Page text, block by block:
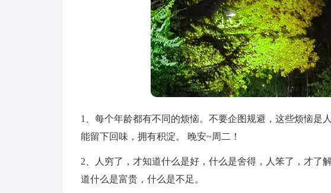
1、每个年龄都有不同的烦恼。不要企图规避，这些烦恼是
能留下回味，拥有积淀。 晚安~周二！
2、人穷了，才知道什么是好，什么是舍得，人笨了，才了
道什么是富贵，什么是不足。